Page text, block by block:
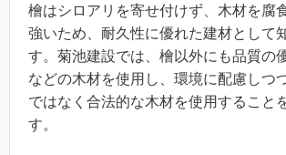
檜はシロアリを寄せ付けず、木材を腐
強いため、耐久性に優れた建材として
す。菊池建設では、檜以外にも品質の
などの木材を使用し、環境に配慮しつ
ではなく合法的な木材を使用すること
す。